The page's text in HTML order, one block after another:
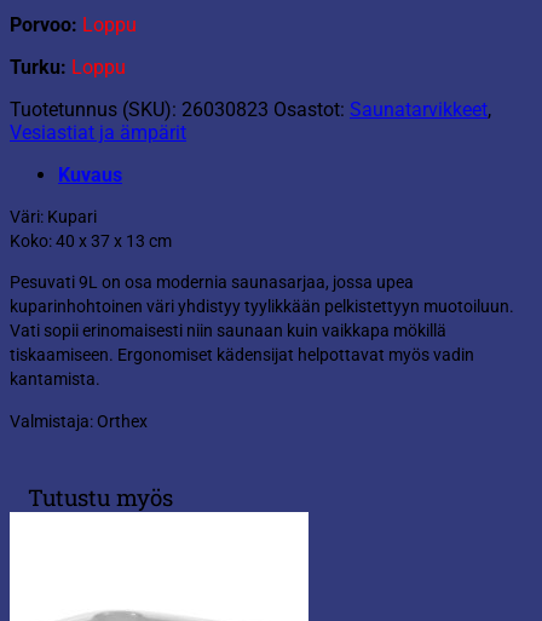
Porvoo: Loppu
Turku: Loppu
Tuotetunnus (SKU): 26030823 Osastot: Saunatarvikkeet,
Vesiastiat ja ämpärit
Kuvaus
Väri: Kupari
Koko: 40 x 37 x 13 cm
Pesuvati 9L on osa modernia saunasarjaa, jossa upea
kuparinhohtoinen väri yhdistyy tyylikkään pelkistettyyn muotoiluun.
Vati sopii erinomaisesti niin saunaan kuin vaikkapa mökillä
tiskaamiseen. Ergonomiset kädensijat helpottavat myös vadin
kantamista.
Valmistaja: Orthex
Tutustu myös